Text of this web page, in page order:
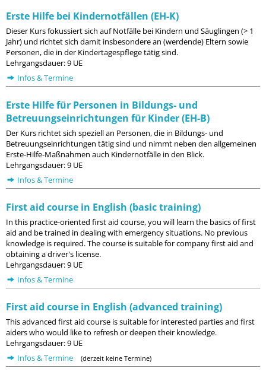
Erste Hilfe bei Kindernotfällen (EH-K)
Dieser Kurs fokussiert sich auf Notfälle bei Kindern und Säuglingen (> 1
Jahr) und richtet sich damit insbesondere an (werdende) Eltern sowie
Personen, die in der Kindertagespflege tätig sind.
Lehrgangsdauer: 9 UE
Infos & Termine
Erste Hilfe für Personen in Bildungs- und
Betreuungseinrichtungen für Kinder (EH-B)
Der Kurs richtet sich speziell an Personen, die in Bildungs- und
Betreuungseinrichtungen tätig sind und nimmt neben den allgemeinen
Erste-Hilfe-Maßnahmen auch Kindernotfälle in den Blick.
Lehrgangsdauer: 9 UE
Infos & Termine
First aid course in English (basic training)
In this practice-oriented first aid course, you will learn the basics of first
aid and be trained in dealing with emergency situations. No previous
knowledge is required. The course is suitable for company first aid and
obtaining a driver's license.
Lehrgangsdauer: 9 UE
Infos & Termine
First aid course in English (advanced training)
This advanced first aid course is suitable for interested parties and first
aiders who would like to refresh or deepen their knowledge.
Lehrgangsdauer: 9 UE
Infos & Termine
(derzeit keine Termine)